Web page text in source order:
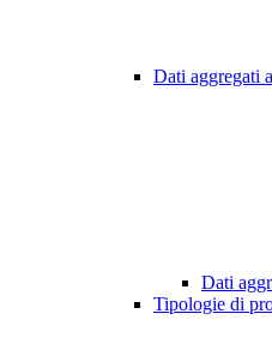
Dati aggregati
Dati
Tipologie di